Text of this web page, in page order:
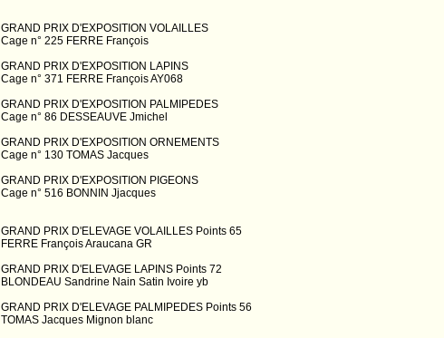
GRAND PRIX D'EXPOSITION VOLAILLES
Cage n° 225 FERRE François
GRAND PRIX D'EXPOSITION LAPINS
Cage n° 371 FERRE François AY068
GRAND PRIX D'EXPOSITION PALMIPEDES
Cage n° 86 DESSEAUVE Jmichel
GRAND PRIX D'EXPOSITION ORNEMENTS
Cage n° 130 TOMAS Jacques
GRAND PRIX D'EXPOSITION PIGEONS
Cage n° 516 BONNIN Jjacques
GRAND PRIX D'ELEVAGE VOLAILLES Points 65
FERRE François Araucana GR
GRAND PRIX D'ELEVAGE LAPINS Points 72
BLONDEAU Sandrine Nain Satin Ivoire yb
GRAND PRIX D'ELEVAGE PALMIPEDES Points 56
TOMAS Jacques Mignon blanc